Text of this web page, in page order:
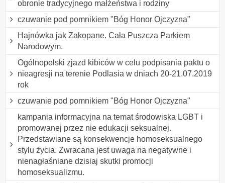
obronie tradycyjnego małżeństwa i rodziny
czuwanie pod pomnikiem "Bóg Honor Ojczyzna"
Hajnówka jak Zakopane. Cała Puszcza Parkiem
Narodowym.
Ogólnopolski zjazd kibiców w celu podpisania paktu o
nieagresji na terenie Podlasia w dniach 20-21.07.2019
rok
czuwanie pod pomnikiem "Bóg Honor Ojczyzna"
kampania informacyjna na temat środowiska LGBT i
promowanej przez nie edukacji seksualnej.
Przedstawiane są konsekwencje homoseksualnego
stylu życia. Zwracana jest uwaga na negatywne i
nienagłaśniane dzisiaj skutki promocji
homoseksualizmu.